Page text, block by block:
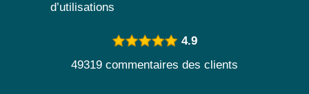
d’utilisations
4.9
49319 commentaires des clients